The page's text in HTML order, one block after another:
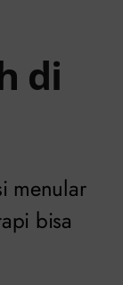
di
menular
bisa